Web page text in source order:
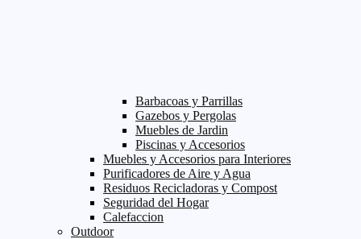
Barbacoas y Parrillas
Gazebos y Pergolas
Muebles de Jardin
Piscinas y Accesorios
Muebles y Accesorios para Interiores
Purificadores de Aire y Agua
Residuos Recicladoras y Compost
Seguridad del Hogar
Calefaccion
Outdoor